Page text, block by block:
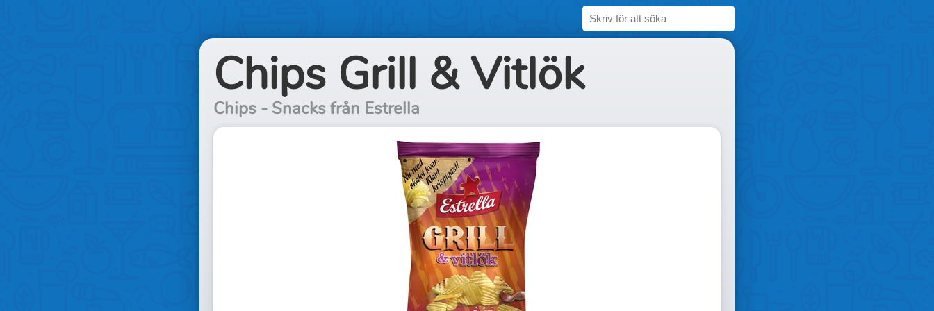
Chips Grill & Vitlök
Chips - Snacks från Estrella